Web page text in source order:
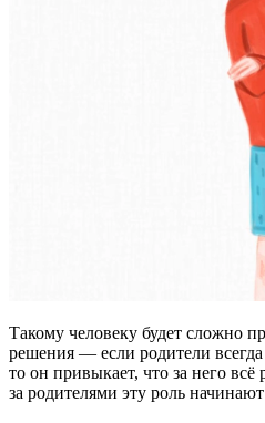
Такому человеку будет сложно
решения — если родители всегда
то он привыкает, что за него
за родителями эту роль